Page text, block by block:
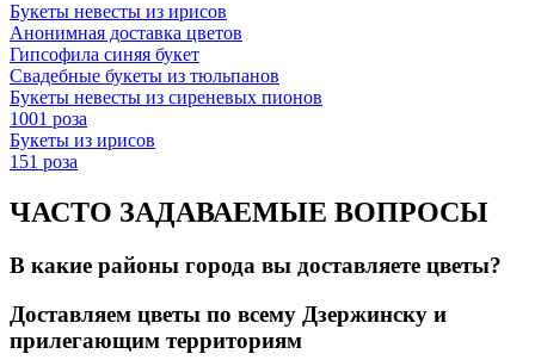
Букеты невесты из ирисов
Анонимная доставка цветов
Гипсофила синяя букет
Свадебные букеты из тюльпанов
Букеты невесты из сиреневых пионов
1001 роза
Букеты из ирисов
151 роза
ЧАСТО ЗАДАВАЕМЫЕ ВОПРОСЫ
В какие районы города вы доставляете цветы?
Доставляем цветы по всему Дзержинску и
прилегающим территориям